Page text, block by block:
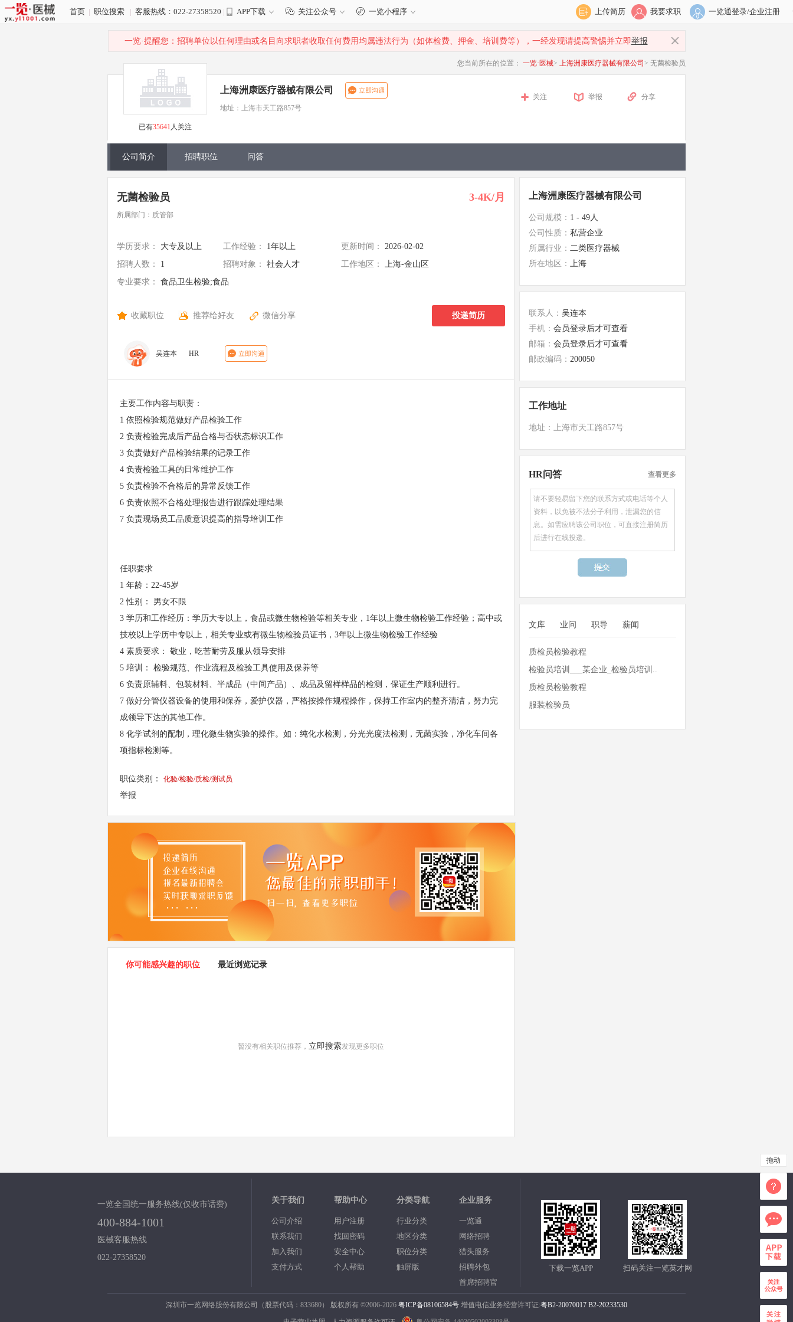
首页 | 职位搜索 | 客服热线：022-27358520 | APP下载 关注公众号 一览小程序 上传简历 我要求职 一览通登录/企业注册
一览·提醒您：招聘单位以任何理由或名目向求职者收取任何费用均属违法行为（如体检费、押金、培训费等），一经发现请提高警惕并立即举报
您当前所在的位置： 一览·医械> 上海洲康医疗器械有限公司 > 无菌检验员
已有35641 人关注
上海洲康医疗器械有限公司
地址：上海市天工路857号
关注 举报 分享
公司简介 招聘职位 问答
无菌检验员 3-4K/月
所属部门：质管部
学历要求： 大专及以上 工作经验： 1年以上 更新时间：
2026-02-02
招聘人数：
1 招聘对象： 社会人才 工作地区：
上海-金山区
专业要求：
食品卫生检验;食品
收藏职位
推荐给好友 微信分享 投递简历
吴连本 HR
主要工作内容与职责：
1 依照检验规范做好产品检验工作
2 负责检验完成后产品合格与否状态标识工作
3 负责做好产品检验结果的记录工作
4 负责检验工具的日常维护工作
5 负责检验不合格后的异常反馈工作
6 负责依照不合格处理报告进行跟踪处理结果
7 负责现场员工品质意识提高的指导培训工作
任职要求
1 年龄：22-45岁
2 性别： 男女不限
3 学历和工作经历：学历大专以上，食品或微生物检验等相关专业，1年以上微生物检验工作经验；高中或
技校以上学历中专以上，相关专业或有微生物检验员证书，3年以上微生物检验工作经验
4 素质要求： 敬业，吃苦耐劳及服从领导安排
5 培训： 检验规范、作业流程及检验工具使用及保养等
6 负责原辅料、包装材料、半成品（中间产品）、成品及留样样品的检测，保证生产顺利进行。
7 做好分管仪器设备的使用和保养，爱护仪器，严格按操作规程操作，保持工作室内的整齐清洁，努力完
成领导下达的其他工作。
8 化学试剂的配制，理化微生物实验的操作。如：纯化水检测，分光光度法检测，无菌实验，净化车间各
项指标检测等。
职位类别： 化验/检验/质检/测试员
举报
你可能感兴趣的职位 最近浏览记录
暂没有相关职位推荐， 立即搜索发现更多职位
上海洲康医疗器械有限公司
公司规模： 1 - 49人
公司性质： 私营企业
所属行业： 二类医疗器械
所在地区： 上海
联系人： 吴连本
手机： 会员登录后才可查看
邮箱： 会员登录后才可查看
邮政编码： 200050
工作地址
地址：上海市天工路857号
HR问答 查看更多
文库 业问 职导 薪闻
质检员检验教程
检验员培训___某企业_检验员培训..
质检员检验教程
服装检验员
拖动
一览全国统一服务热线(仅收市话费)
400-884-1001
医械客服热线
022-27358520
关于我们
公司介绍
联系我们
加入我们
支付方式
帮助中心
用户注册
找回密码
安全中心
个人帮助
分类导航
行业分类
地区分类
职位分类
触屏版
企业服务
一览通
网络招聘
猎头服务
招聘外包
首席招聘官
扫码关注一览英才网
下载一览APP
深圳市一览网络股份有限公司（股票代码：833680） 版权所有 ©2006-2026 粤ICP备08106584号 增值电信业务经营许可证:粤B2-20070017 B2-20233530